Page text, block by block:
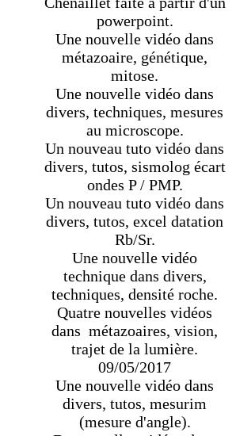
powerpoint.
Une nouvelle vidéo dans
métazoaire, génétique,
mitose.
Une nouvelle vidéo dans
divers, techniques, mesures
au microscope.
Un nouveau tuto vidéo dans
divers, tutos, sismolog écart
ondes P / PMP.
Un nouveau tuto vidéo dans
divers, tutos, excel datation
Rb/Sr.
Une nouvelle vidéo
technique dans divers,
techniques, densité roche.
Quatre nouvelles vidéos
dans métazoaires, vision,
trajet de la lumière.
09/05/2017
Une nouvelle vidéo dans
divers, tutos, mesurim
(mesure d'angle).